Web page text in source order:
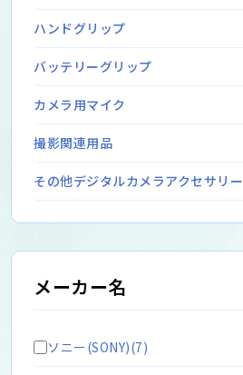
ハンドグリップ
バッテリーグリップ
カメラ用マイク
撮影関連用品
その他デジタルカメラアクセサリー
メーカー名
ソニー(SONY)(7)